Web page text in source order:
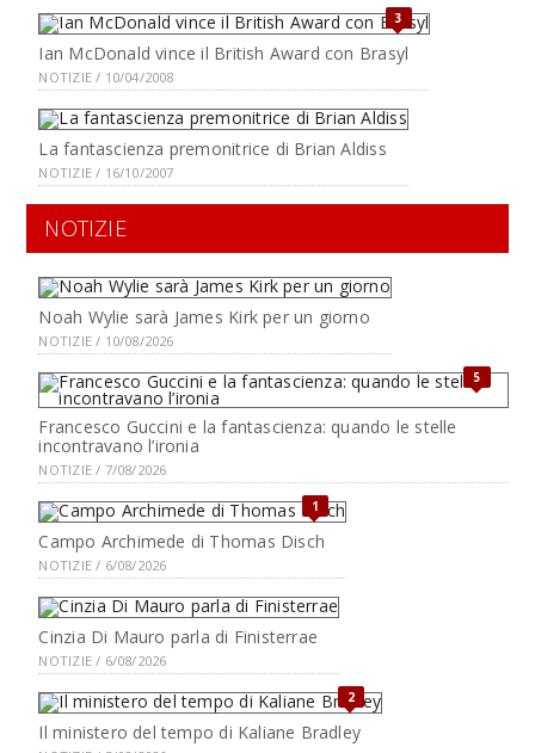
3
Ian McDonald vince il British Award con Brasyl
NOTIZIE / 10/04/2008
La fantascienza premonitrice di Brian Aldiss
NOTIZIE / 16/10/2007
NOTIZIE
Noah Wylie sarà James Kirk per un giorno
NOTIZIE / 10/08/2026
5
Francesco Guccini e la fantascienza: quando le stelle
incontravano l’ironia
NOTIZIE / 7/08/2026
1
Campo Archimede di Thomas Disch
NOTIZIE / 6/08/2026
Cinzia Di Mauro parla di Finisterrae
NOTIZIE / 6/08/2026
2
Il ministero del tempo di Kaliane Bradley